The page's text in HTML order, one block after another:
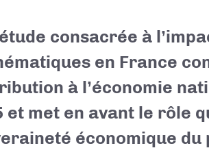
consacrée à
en France
à l’économie
et met en avant le rôle
économique du